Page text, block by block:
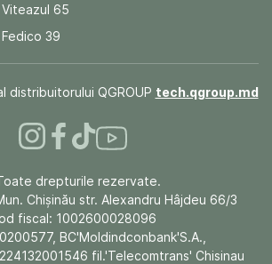
65
39
distribuitorului QGROUP tech.qgroup.md
drepturile rezervate.
Chişinău str. Alexandru Hâjdeu 66/3
fiscal: 1002600028096
BC'Moldindconbank'S.A.,
fil.'Telecomtrans' Chisinau